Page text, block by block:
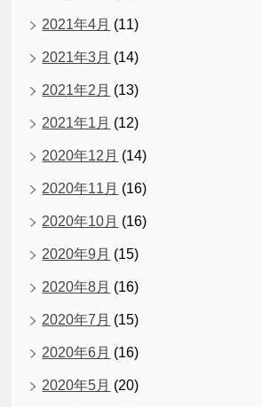
2021年4月 (11)
2021年3月 (14)
2021年2月 (13)
2021年1月 (12)
2020年12月 (14)
2020年11月 (16)
2020年10月 (16)
2020年9月 (15)
2020年8月 (16)
2020年7月 (15)
2020年6月 (16)
2020年5月 (20)